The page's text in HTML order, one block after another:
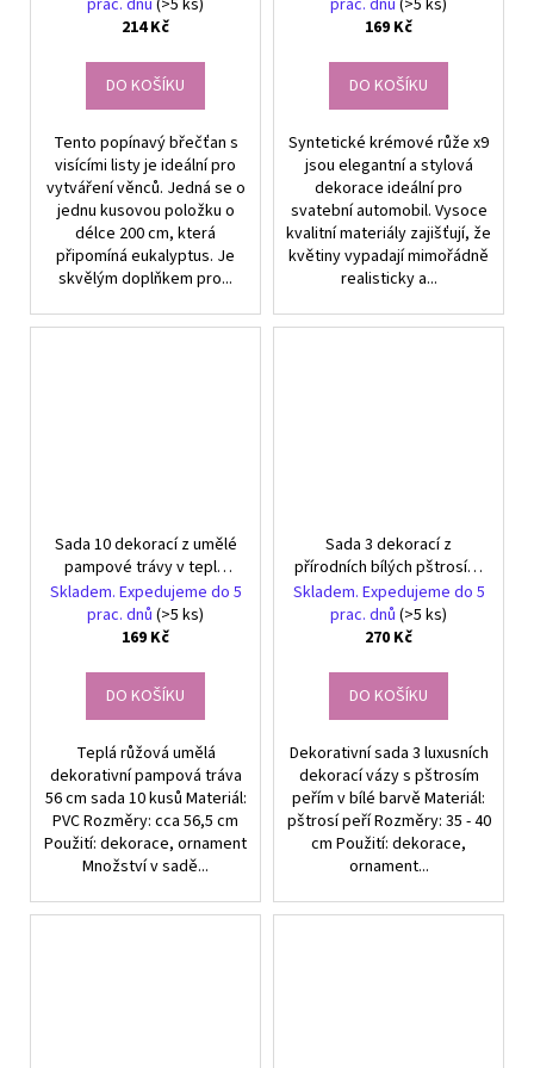
214 Kč
DO KOŠÍKU
Tento popínavý břečťan s
visícími listy je ideální pro
vytváření věnců. Jedná se o
jednu kusovou položku o
délce 200 cm, která
připomíná eukalyptus. Je
skvělým doplňkem pro...
169 Kč
DO KOŠÍKU
Syntetické krémové růže x9
jsou elegantní a stylová
dekorace ideální pro
svatební automobil. Vysoce
kvalitní materiály zajišťují, že
květiny vypadají mimořádně
realisticky a...
Sada 10 dekorací z umělé
pampové trávy v teplé
růžové barvě
Skladem. Expedujeme do 5
prac. dnů (>5 ks)
169 Kč
DO KOŠÍKU
Teplá růžová umělá
dekorativní pampová tráva
56 cm sada 10 kusů Materiál:
PVC Rozměry: cca 56,5 cm
Použití: dekorace, ornament
Množství v sadě...
Sada 3 dekorací z
přírodních bílých pštrosích
peří
Skladem. Expedujeme do 5
prac. dnů (>5 ks)
270 Kč
DO KOŠÍKU
Dekorativní sada 3 luxusních
dekorací vázy s pštrosím
peřím v bílé barvě Materiál:
pštrosí peří Rozměry: 35 - 40
cm Použití: dekorace,
ornament...